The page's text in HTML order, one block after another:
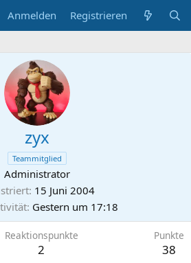
Anmelden Registrieren
zyx
Teammitglied
Administrator
15 Juni 2004
Gestern um 17:18
Reaktionspunkte
2
Punkte
38